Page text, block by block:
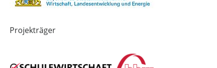
Projekträger